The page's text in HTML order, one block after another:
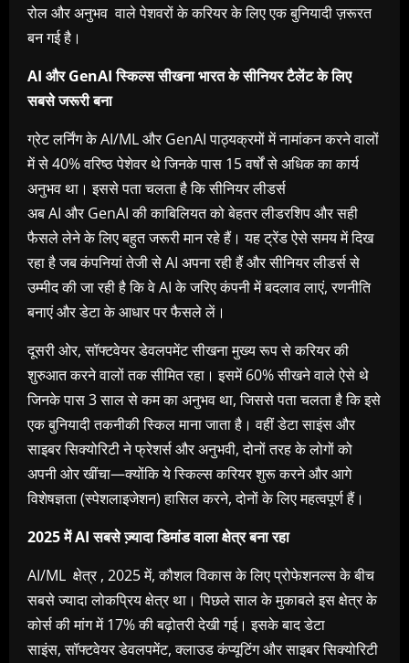
रोल और अनुभव वाले पेशवरों के करियर के लिए एक बुनियादी ज़रूरत
बन गई है।
AI औरGenAIस्किल्स सीखना भारत के सीनियर टैलेंट के लिए
सबसे जरूरी बना
ग्रेट लर्निंग के AI/ML और GenAI पाठ्यक्रमों में नामांकन करने वालों
में से 40% वरिष्ठ पेशेवर थे जिनके पास 15 वर्षों से अधिक का कार्य
अनुभव था। इससे पता चलता है कि सीनियर लीडर्स
अब AI और GenAI की काबिलियत को बेहतर लीडरशिप और सही
फैसले लेने के लिए बहुत जरूरी मान रहे हैं। यह ट्रेंड ऐसे समय में दिख
रहा है जब कंपनियां तेजी से AI अपना रही हैं और सीनियर लीडर्स से
उम्मीद की जा रही है कि वे AI के जरिए कंपनी में बदलाव लाएं, रणनीति
बनाएं और डेटा के आधार पर फैसले लें।
दूसरी ओर, सॉफ्टवेयर डेवलपमेंट सीखना मुख्य रूप से करियर की
शुरुआत करने वालों तक सीमित रहा। इसमें 60% सीखने वाले ऐसे थे
जिनके पास 3 साल से कम का अनुभव था, जिससे पता चलता है कि इसे
एक बुनियादी तकनीकी स्किल माना जाता है। वहीं डेटा साइंस और
साइबर सिक्योरिटी ने फ्रेशर्स और अनुभवी, दोनों तरह के लोगों को
अपनी ओर खींचा—क्योंकि ये स्किल्स करियर शुरू करने और आगे
विशेषज्ञता (स्‍पेशलाइजेशन) हासिल करने, दोनों के लिए महत्वपूर्ण हैं।
2025मेंAIसबसे ज्‍़यादा डिमांड वाला क्षेत्र बना रहा
AI/ML क्षेत्र , 2025 में, कौशल विकास के लिए प्रोफेशनल्स के बीच
सबसे ज्यादा लोकप्रिय क्षेत्र था। पिछले साल के मुकाबले इस क्षेत्र के
कोर्स की मांग में 17% की बढ़ोतरी देखी गई। इसके बाद डेटा
साइंस, सॉफ्टवेयर डेवलपमेंट, क्लाउड कंप्यूटिंग और साइबर सिक्योरिटी